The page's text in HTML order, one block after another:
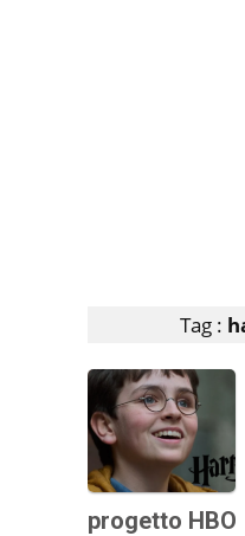
Tag :
progetto HBO